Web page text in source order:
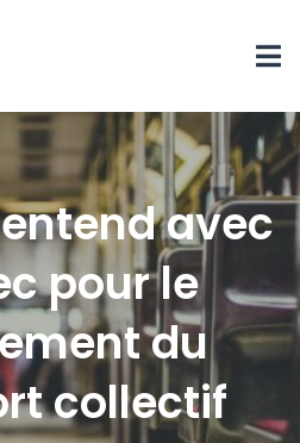
avec
pour le
du
collectif